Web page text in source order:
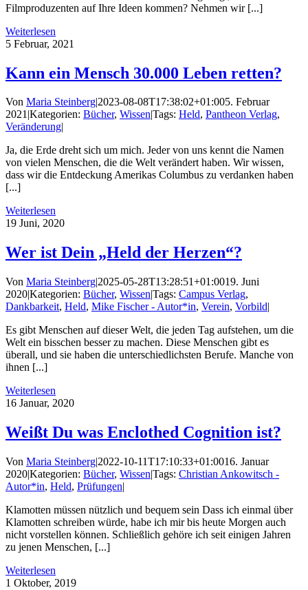
Filmproduzenten auf Ihre Ideen kommen? Nehmen wir [...]
Weiterlesen
5 Februar, 2021
Kann ein Mensch 30.000 Leben retten?
Von Maria Steinberg|2023-08-08T17:38:02+01:005. Februar
2021|Kategorien: Bücher, Wissen|Tags: Held, Pantheon Verlag,
Veränderung|
Ja, die Erde dreht sich um mich. Jeder von uns kennt die Namen
von vielen Menschen, die die Welt verändert haben. Wir wissen,
dass wir die Entdeckung Amerikas Columbus zu verdanken haben
[...]
Weiterlesen
19 Juni, 2020
Wer ist Dein „Held der Herzen“?
Von Maria Steinberg|2025-05-28T13:28:51+01:0019. Juni
2020|Kategorien: Bücher, Wissen|Tags: Campus Verlag,
Dankbarkeit, Held, Mike Fischer - Autor*in, Verein, Vorbild|
Es gibt Menschen auf dieser Welt, die jeden Tag aufstehen, um die
Welt ein bisschen besser zu machen. Diese Menschen gibt es
überall, und sie haben die unterschiedlichsten Berufe. Manche von
ihnen [...]
Weiterlesen
16 Januar, 2020
Weißt Du was Enclothed Cognition ist?
Von Maria Steinberg|2022-10-11T17:10:33+01:0016. Januar
2020|Kategorien: Bücher, Wissen|Tags: Christian Ankowitsch -
Autor*in, Held, Prüfungen|
Klamotten müssen nützlich und bequem sein Dass ich einmal über
Klamotten schreiben würde, habe ich mir bis heute Morgen auch
nicht vorstellen können. Schließlich gehöre ich seit einigen Jahren
zu jenen Menschen, [...]
Weiterlesen
1 Oktober, 2019